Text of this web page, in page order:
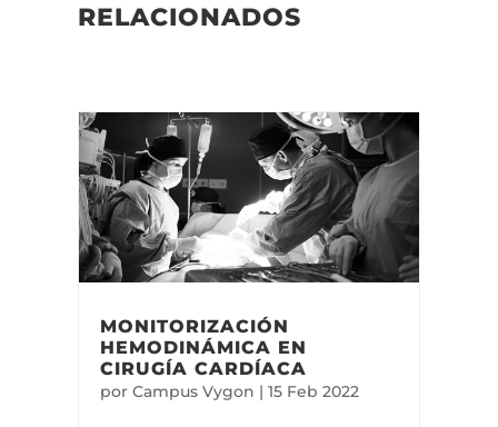
RELACIONADOS
MONITORIZACIÓN
HEMODINÁMICA EN
CIRUGÍA CARDÍACA
por Campus Vygon | 15 Feb 2022